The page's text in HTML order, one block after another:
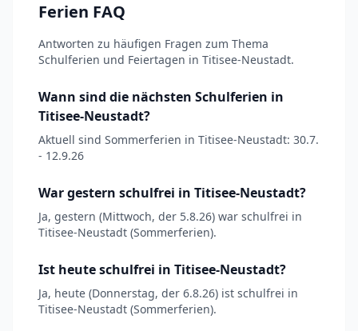
Ferien FAQ
Antworten zu häufigen Fragen zum Thema
Schulferien und Feiertagen in Titisee-Neustadt.
Wann sind die nächsten Schulferien in
Titisee-Neustadt?
Aktuell sind Sommerferien in Titisee-Neustadt: 30.7.
- 12.9.26
War gestern schulfrei in Titisee-Neustadt?
Ja, gestern (Mittwoch, der 5.8.26) war schulfrei in
Titisee-Neustadt (Sommerferien).
Ist heute schulfrei in Titisee-Neustadt?
Ja, heute (Donnerstag, der 6.8.26) ist schulfrei in
Titisee-Neustadt (Sommerferien).